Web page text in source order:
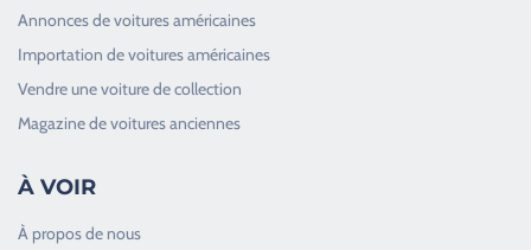
Annonces de voitures américaines
Importation de voitures américaines
Vendre une voiture de collection
Magazine de voitures anciennes
À VOIR
À propos de nous